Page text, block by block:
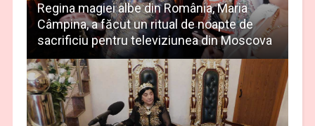
Regina magiei albe din România, Maria
Câmpina, a făcut un ritual de noapte de
sacrificiu pentru televiziunea din Moscova